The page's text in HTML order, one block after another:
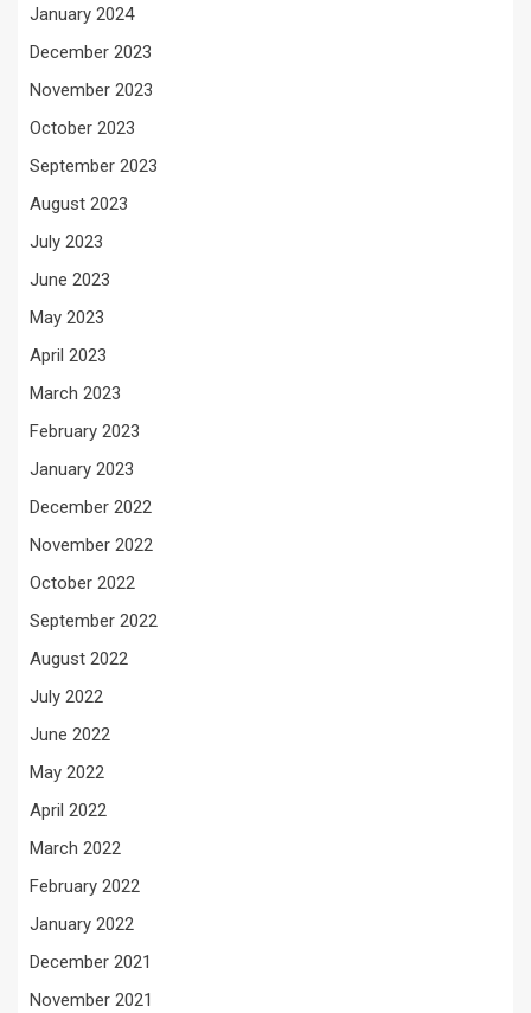
January 2024
December 2023
November 2023
October 2023
September 2023
August 2023
July 2023
June 2023
May 2023
April 2023
March 2023
February 2023
January 2023
December 2022
November 2022
October 2022
September 2022
August 2022
July 2022
June 2022
May 2022
April 2022
March 2022
February 2022
January 2022
December 2021
November 2021